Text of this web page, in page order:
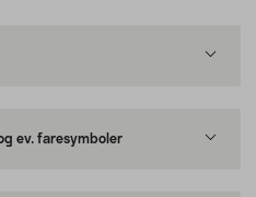
ev. faresymboler